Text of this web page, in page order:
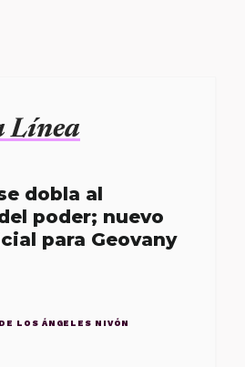
Línea
dobla al
poder; nuevo
para Geovany
LOS ÁNGELES NIVÓN